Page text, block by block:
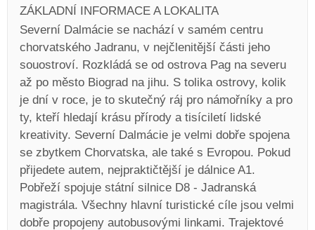
ZÁKLADNÍ INFORMACE A LOKALITA
Severní Dalmácie se nachází v samém centru
chorvatského Jadranu, v nejčlenitější části jeho
souostroví. Rozkládá se od ostrova Pag na severu
až po město Biograd na jihu. S tolika ostrovy, kolik
je dní v roce, je to skutečný ráj pro námořníky a pro
ty, kteří hledají krásu přírody a tisíciletí lidské
kreativity. Severní Dalmácie je velmi dobře spojena
se zbytkem Chorvatska, ale také s Evropou. Pokud
přijedete autem, nejpraktičtější je dálnice A1.
Pobřeží spojuje státní silnice D8 - Jadranská
magistrála. Všechny hlavní turistické cíle jsou velmi
dobře propojeny autobusovými linkami. Trajektové